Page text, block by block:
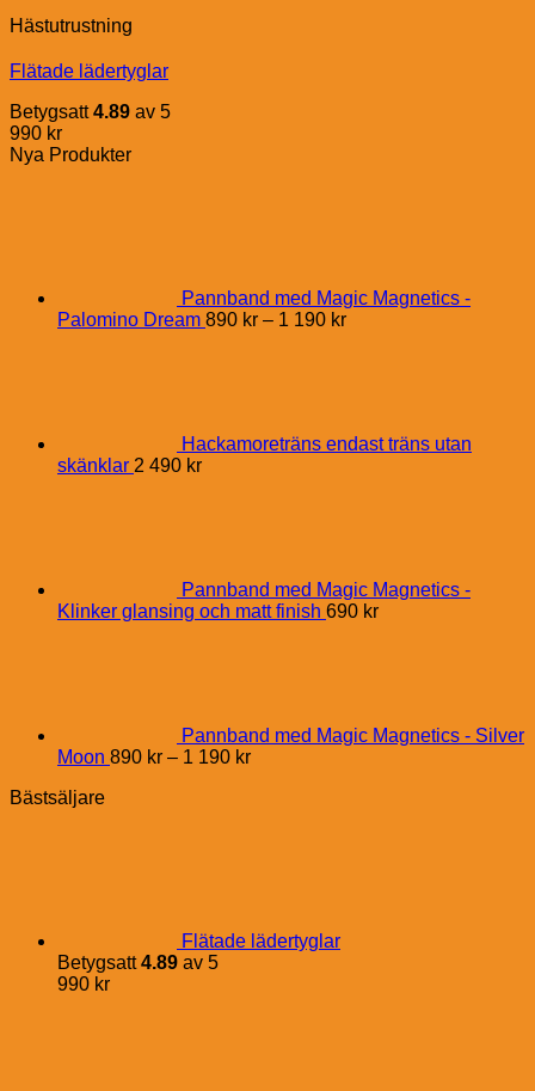
Hästutrustning
Flätade lädertyglar
Betygsatt4.89 av 5
990 kr
Nya Produkter
Pannband med Magic Magnetics -
Palomino Dream 890 kr – 1 190 krPrice
Hackamoreträns endast träns utan
skänklar 2 490 kr
Pannband med Magic Magnetics -
Klinker glansing och matt finish 690 kr
Pannband med Magic Magnetics - Silver
Moon 890 kr – 1 190 krPrice
Bästsäljare
Flätade lädertyglar
Betygsatt4.89 av 5
990 kr